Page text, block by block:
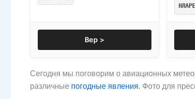
Вер >
Сегодня мы поговорим о авиационных
различные погодные явления. Фото для